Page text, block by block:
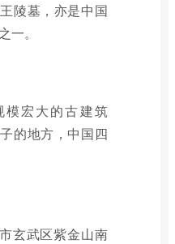
陵墓，亦是中国
一。
模宏大的古建筑
的地方，中国四
玄武区紫金山南